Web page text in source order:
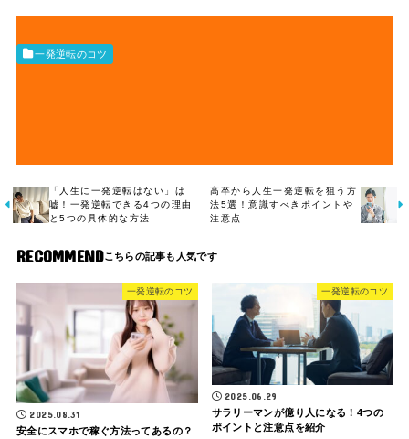
一発逆転のコツ
「人生に一発逆転はない」は
嘘！一発逆転できる4つの理由
と5つの具体的な方法
高卒から人生一発逆転を狙う方
法5選！意識すべきポイントや
注意点
RECOMMEND
一発逆転のコツ
2025.08.31
安全にスマホで稼ぐ方法ってあるの？
一発逆転のコツ
2025.06.29
サラリーマンが億り人になる！4つの
ポイントと注意点を紹介